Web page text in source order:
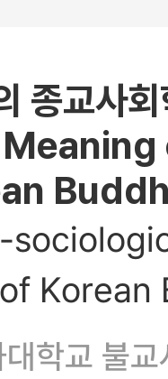
종교사
Korean
학교 불